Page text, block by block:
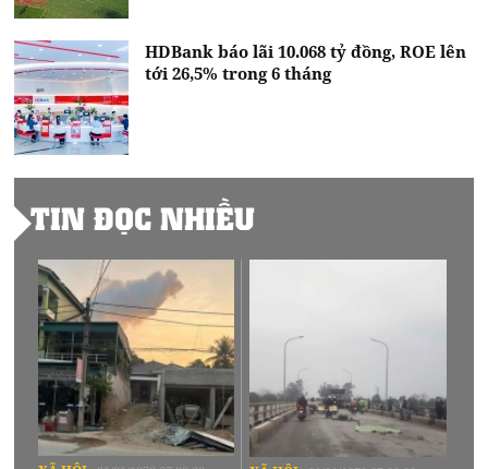
HDBank báo lãi 10.068 tỷ đồng, ROE lên
tới 26,5% trong 6 tháng
TIN ĐỌC NHIỀU